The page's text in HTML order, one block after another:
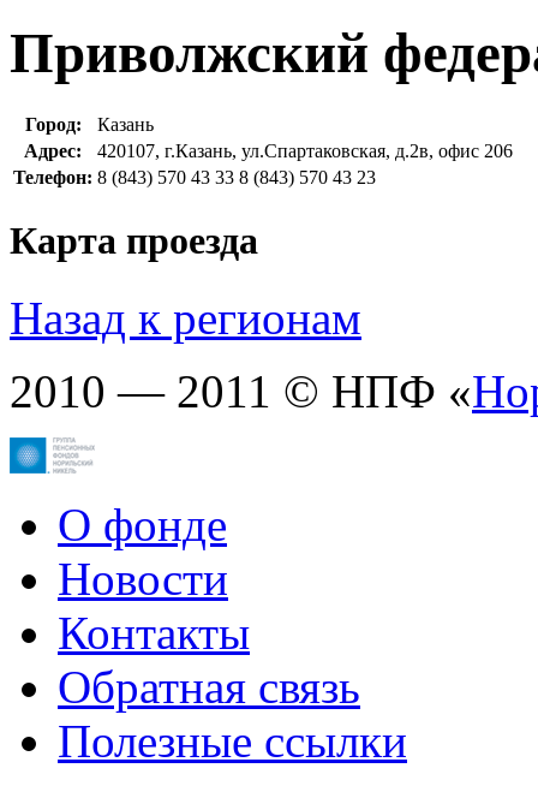
Приволжский
Город:
Казань
Адрес:
420107, г.Казань, ул.Спартаковская, д.2в, офис 206
Телефон: 8 (843) 570 43 33 8 (843) 570 43 23
Карта проезда
Назад к регионам
2010 — 2011 © НПФ «
О фонде
Новости
Контакты
Обратная связь
Полезные ссылки